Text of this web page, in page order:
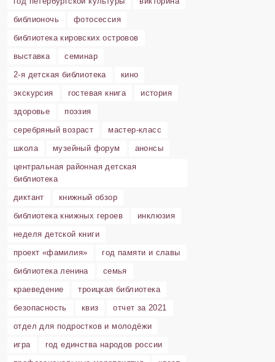
библионочь
фотосессия
библиотека кировских островов
выставка
семинар
2-я детская библиотека
кино
экскурсия
гостевая книга
история
здоровье
поэзия
серебряный возраст
мастер-класс
школа
музейный форум
анонсы
центральная районная детская
библиотека
диктант
книжный обзор
библиотека книжных героев
инклюзия
неделя детской книги
проект «фамилия»
год памяти и славы
библиотека ленина
семья
краеведение
троицкая библиотека
безопасность
квиз
отчет за 2021
отдел для подростков и молодёжи
игра
год единства народов россии